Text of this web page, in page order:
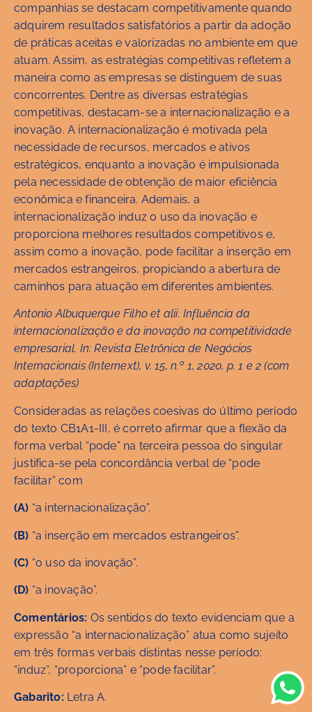
companhias se destacam competitivamente quando
adquirem resultados satisfatórios a partir da adoção
de práticas aceitas e valorizadas no ambiente em que
atuam. Assim, as estratégias competitivas refletem a
maneira como as empresas se distinguem de suas
concorrentes. Dentre as diversas estratégias
competitivas, destacam-se a internacionalização e a
inovação. A internacionalização é motivada pela
necessidade de recursos, mercados e ativos
estratégicos, enquanto a inovação é impulsionada
pela necessidade de obtenção de maior eficiência
econômica e financeira. Ademais, a
internacionalização induz o uso da inovação e
proporciona melhores resultados competitivos e,
assim como a inovação, pode facilitar a inserção em
mercados estrangeiros, propiciando a abertura de
caminhos para atuação em diferentes ambientes.
Antonio Albuquerque Filho et alii. Influência da
internacionalização e da inovação na competitividade
empresarial. In: Revista Eletrônica de Negócios
Internacionais (Internext), v. 15, n.º 1, 2020, p. 1 e 2 (com
adaptações)
Consideradas as relações coesivas do último período
do texto CB1A1-III, é correto afirmar que a flexão da
forma verbal “pode” na terceira pessoa do singular
justifica-se pela concordância verbal de “pode
facilitar” com
(A) “a internacionalização”.
(B) “a inserção em mercados estrangeiros”.
(C) “o uso da inovação”.
(D) “a inovação”.
Comentários: Os sentidos do texto evidenciam que a
expressão “a internacionalização” atua como sujeito
em três formas verbais distintas nesse período:
“induz”, “proporciona” e “pode facilitar”.
Gabarito: Letra A.